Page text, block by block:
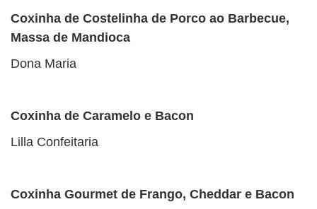
Coxinha de Costelinha de Porco ao Barbecue,
Massa de Mandioca
Dona Maria
Coxinha de Caramelo e Bacon
Lilla Confeitaria
Coxinha Gourmet de Frango, Cheddar e Bacon